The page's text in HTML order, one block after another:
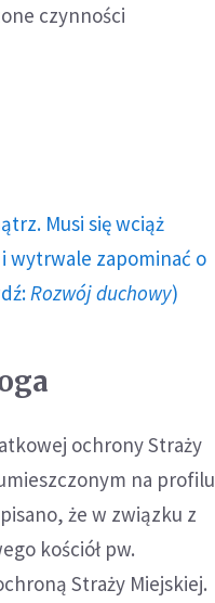
czynności
Musi się wciąż
wytrwale zapominać o
Rozwój duchowy)
ochrony Straży
na profilu
że w związku z
kościół pw.
Straży Miejskiej.